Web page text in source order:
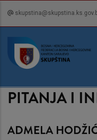
content
PITANJA I
ADMELA